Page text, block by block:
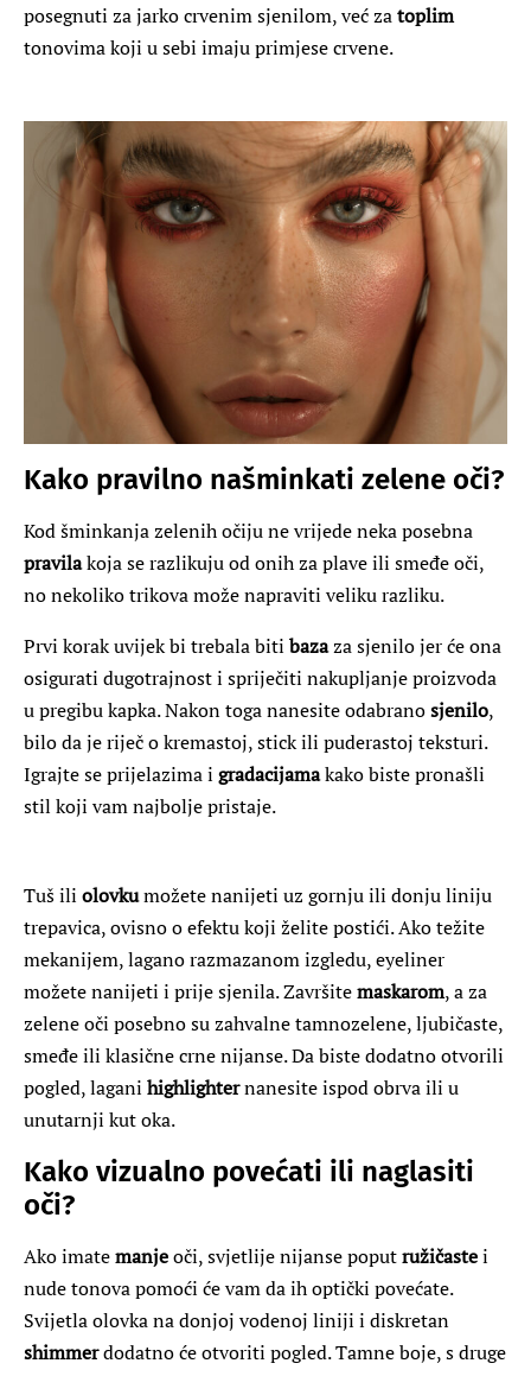
posegnuti za jarko crvenim sjenilom, već zatoplim
tonovima koji u sebi imaju primjese crvene.
Kako pravilno našminkati zelene oči?
Kod šminkanja zelenih očiju ne vrijede neka posebna
pravilakoja se razlikuju od onih za plave ili smeđe oči,
no nekoliko trikova može napraviti veliku razliku.
Prvi korak uvijek bi trebala biti bazaza sjenilo jer će ona
osigurati dugotrajnost i spriječiti nakupljanje proizvoda
u pregibu kapka. Nakon toga nanesite odabranosjenilo,
bilo da je riječ o kremastoj, stick ili puderastoj teksturi.
Igrajte se prijelazima i gradacijamakako biste pronašli
stil koji vam najbolje pristaje.
Tuš ili olovkumožete nanijeti uz gornju ili donju liniju
trepavica, ovisno o efektu koji želite postići. Ako težite
mekanijem, lagano razmazanom izgledu, eyeliner
možete nanijeti i prije sjenila. Završitemaskarom, a za
zelene oči posebno su zahvalne tamnozelene, ljubičaste,
smeđe ili klasične crne nijanse. Da biste dodatno otvorili
pogled, lagani highlighternanesite ispod obrva ili u
unutarnji kut oka.
Kako vizualno povećati ili naglasiti
oči?
Ako imatemanjeoči, svjetlije nijanse poputružičastei
nude tonova pomoći će vam da ih optički povećate.
Svijetla olovka na donjoj vodenoj liniji i diskretan
shimmerdodatno će otvoriti pogled. Tamne boje, s druge